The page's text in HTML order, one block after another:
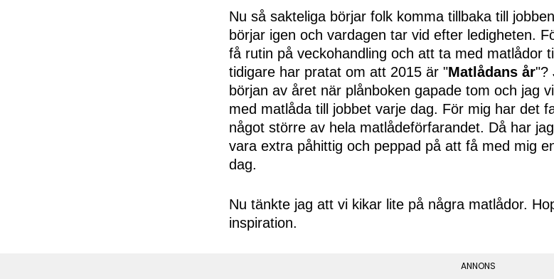
of
50
secondsVolume
0%
Nu så sakteliga börjar folk komma tillbaka till
börjar igen och vardagen tar vid efter ledigheten.
få rutin på veckohandling och att ta med matlådor
tidigare har pratat om att 2015 är "Matlådans år"?
början av året när plånboken gapade tom och jag
med matlåda till jobbet varje dag. För mig har det
något större av hela matlådeförfarandet. Då har
vara extra påhittig och peppad på att få med mig
dag.
Nu tänkte jag att vi kikar lite på några matlådor.
inspiration.